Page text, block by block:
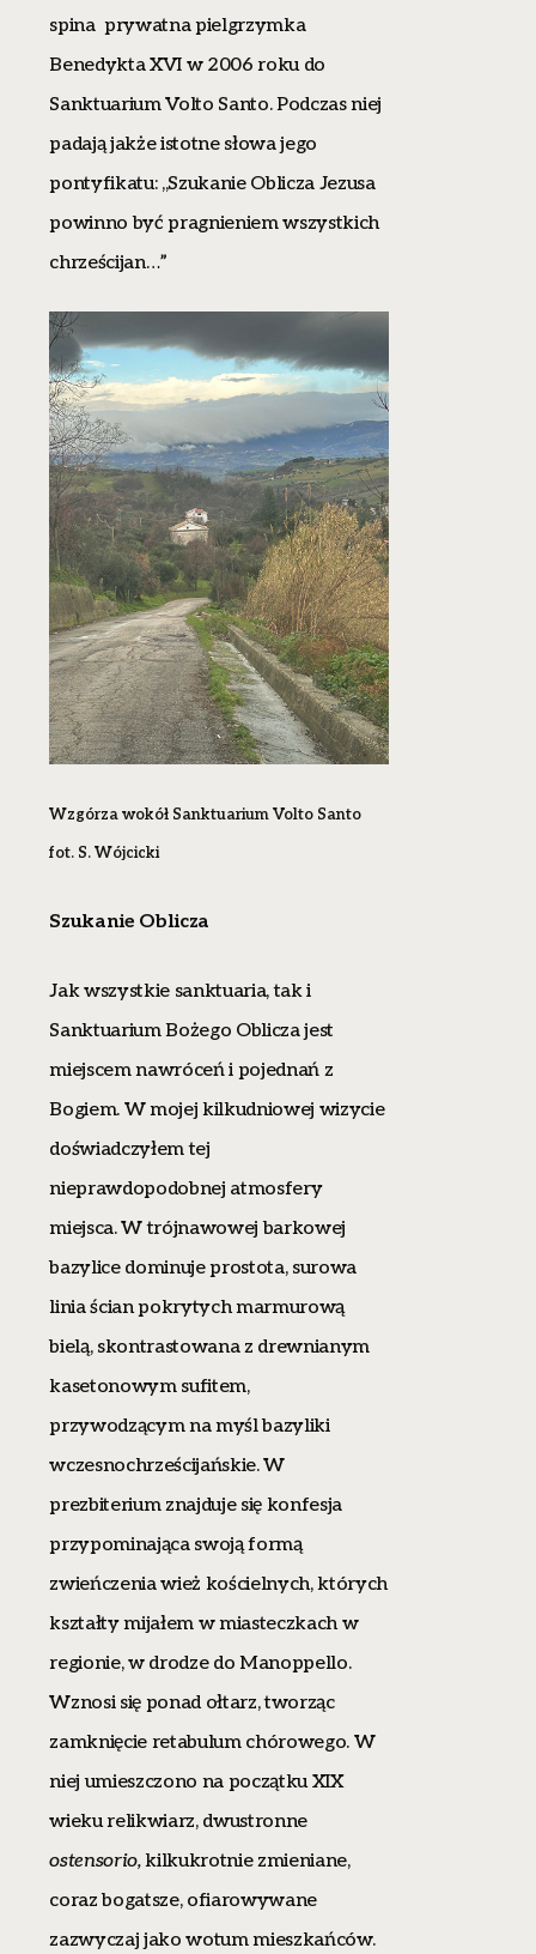
spina prywatna pielgrzymka
Benedykta XVI w 2006 roku do
Sanktuarium Volto Santo. Podczas niej
padają jakże istotne słowa jego
pontyfikatu: ,,Szukanie Oblicza Jezusa
powinno być pragnieniem wszystkich
chrześcijan…”
Wzgórza wokół Sanktuarium Volto Santo
fot. S. Wójcicki
Szukanie Oblicza
Jak wszystkie sanktuaria, tak i
Sanktuarium Bożego Oblicza jest
miejscem nawróceń i pojednań z
Bogiem. W mojej kilkudniowej wizycie
doświadczyłem tej
nieprawdopodobnej atmosfery
miejsca. W trójnawowej barkowej
bazylice dominuje prostota, surowa
linia ścian pokrytych marmurową
bielą, skontrastowana z drewnianym
kasetonowym sufitem,
przywodzącym na myśl bazyliki
wczesnochrześcijańskie. W
prezbiterium znajduje się konfesja
przypominająca swoją formą
zwieńczenia wież kościelnych, których
kształty mijałem w miasteczkach w
regionie, w drodze do Manoppello.
Wznosi się ponad ołtarz, tworząc
zamknięcie retabulum chórowego. W
niej umieszczono na początku XIX
wieku relikwiarz, dwustronne
ostensorio,kilkukrotnie zmieniane,
coraz bogatsze, ofiarowywane
zazwyczaj jako wotum mieszkańców.